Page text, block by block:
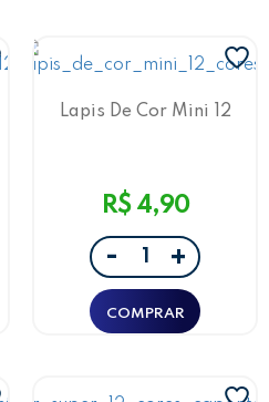
Lapis De Cor Mini 12
R$ 4,90
- +